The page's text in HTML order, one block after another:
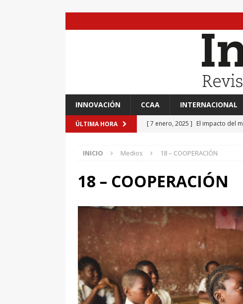
INNOVACIÓN CCAA INTERNACIONAL
ÚLTIMA HORA [ 7 enero, 2025 ] El impacto del
[ 7 enero, 2025 ] “Marinero en
Ateneo de Jerez
CULTURA
[ 7 enero, 2025 ] Adrián Aguayo
[ 7 enero, 2025 ]
Imaginar otros
Primaria Prof. Heliodoro Ruiz
INICIO Medios 18 – COOPERACIÓN
18 – COOPERACIÓN